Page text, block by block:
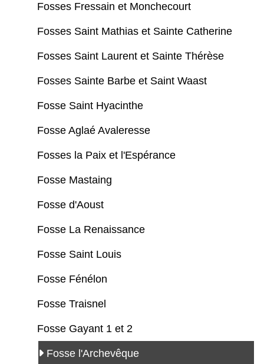
Fosses Fressain et Monchecourt
Fosses Saint Mathias et Sainte Catherine
Fosses Saint Laurent et Sainte Thérèse
Fosses Sainte Barbe et Saint Waast
Fosse Saint Hyacinthe
Fosse Aglaé Avaleresse
Fosses la Paix et l'Espérance
Fosse Mastaing
Fosse d'Aoust
Fosse La Renaissance
Fosse Saint Louis
Fosse Fénélon
Fosse Traisnel
Fosse Gayant 1 et 2
Fosse l'Archevêque